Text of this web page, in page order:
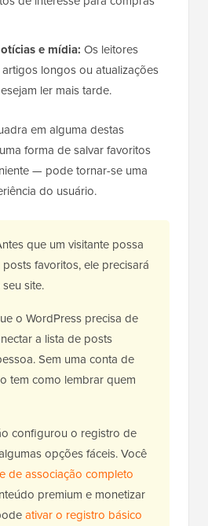
e mídia: Os leitores
longos ou atualizações
ler mais tarde.
em alguma destas
forma de salvar favoritos
— pode tornar-se uma
do usuário.
que um visitante possa
favoritos, ele precisará
site.
o WordPress precisa de
a lista de posts
Sem uma conta de
tem como lembrar quem
configurou o registro de
opções fáceis. Você
de associação completo
premium e monetizar
ativar o registro básico